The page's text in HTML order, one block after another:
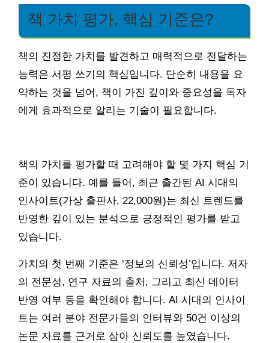
책 가치 평가, 핵심 기준은?
책의 진정한 가치를 발견하고 매력적으로 전달하는
능력은 서평 쓰기의 핵심입니다. 단순히 내용을 요
약하는 것을 넘어, 책이 가진 깊이와 중요성을 독자
에게 효과적으로 알리는 기술이 필요합니다.
책의 가치를 평가할 때 고려해야 할 몇 가지 핵심 기
준이 있습니다. 예를 들어, 최근 출간된 AI 시대의
인사이트(가상 출판사, 22,000원)는 최신 트렌드를
반영한 깊이 있는 분석으로 긍정적인 평가를 받고
있습니다.
가치의 첫 번째 기준은 ‘정보의 신뢰성’입니다. 저자
의 전문성, 연구 자료의 출처, 그리고 최신 데이터
반영 여부 등을 확인해야 합니다. AI 시대의 인사이
트는 여러 분야 전문가들의 인터뷰와 50건 이상의
논문 자료를 근거로 삼아 신뢰도를 높였습니다.